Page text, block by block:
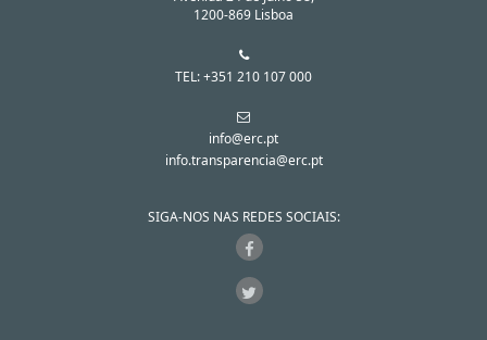
1200-869 Lisboa
TEL: +351 210 107 000
info@erc.pt
info.transparencia@erc.pt
SIGA-NOS NAS REDES SOCIAIS: